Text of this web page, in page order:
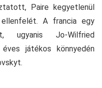
Paire kegyetlenül
A francia egy
ugyanis Jo-Wilfried
játékos könnyedén